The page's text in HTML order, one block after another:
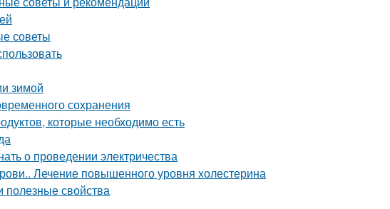
советы
зимой
сохранения
которые необходимо есть
о проведении электричества
Лечение повышенного уровня холестерина
полезные свойства